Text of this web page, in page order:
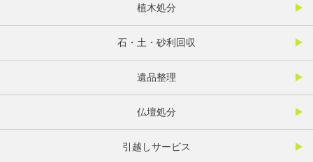
植木処分
石・土・砂利回収
遺品整理
仏壇処分
引越しサービス